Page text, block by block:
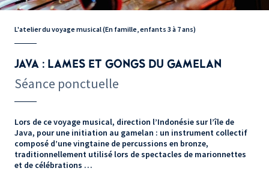
L'atelier du voyage musical (En famille, enfants 3 à 7 ans)
JAVA : LAMES ET GONGS DU GAMELAN
Séance ponctuelle
Lors de ce voyage musical, direction l’Indonésie sur l’île de
Java, pour une initiation au gamelan : un instrument collectif
composé d’une vingtaine de percussions en bronze,
traditionnellement utilisé lors de spectacles de marionnettes
et de célébrations …